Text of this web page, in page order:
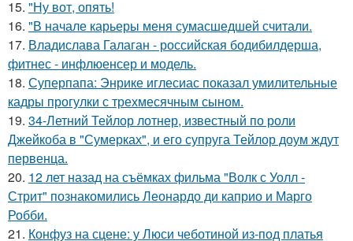
15. "Ну вот, опять!
16. "В начале карьеры меня сумасшедшей считали.
17. Владислава Галаган - российская бодибилдерша,
фитнес - инфлюенсер и модель.
18. Суперпапа: Энрике иглесиас показал умилительные
кадры прогулки с трехмесячным сыном.
19. 34-Летний Тейлор лотнер, известный по роли
Джейкоба в "Сумерках", и его супруга Тейлор доум ждут
первенца.
20. 12 лет назад на съёмках фильма "Волк с Уолл -
Стрит" познакомились Леонардо ди каприо и Марго
Робби.
21. Конфуз на сцене: у Люси чеботиной из-под платья